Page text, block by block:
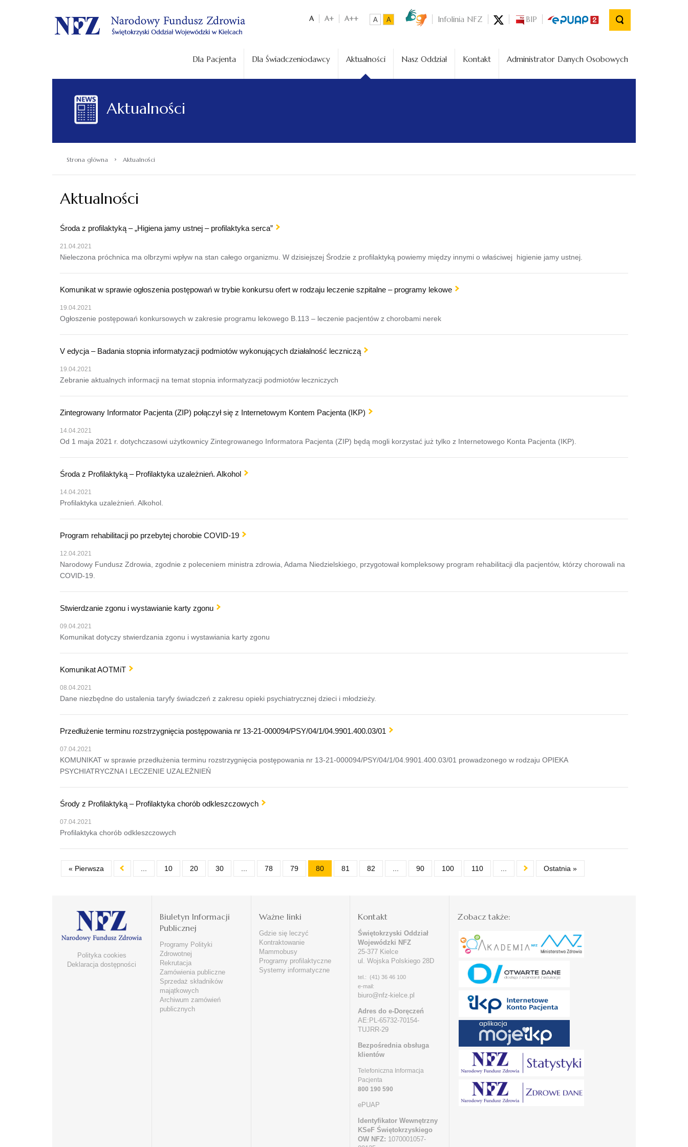
. A A+ A++ A A Infolinia NFZ BIP
Dla Pacjenta Dla Świadczeniodawcy Aktualności Nasz Oddział Kontakt Administrator Danych Osobowych
Aktualności
Strona główna › Aktualności
Aktualności
Środa z profilaktyką – „Higiena jamy ustnej – profilaktyka serca”
21.04.2021
Nieleczona próchnica ma olbrzymi wpływ na stan całego organizmu. W dzisiejszej Środzie z profilaktyką powiemy między innymi o właściwej higienie jamy ustnej.
Komunikat w sprawie ogłoszenia postępowań w trybie konkursu ofert w rodzaju leczenie szpitalne – programy lekowe
19.04.2021
Ogłoszenie postępowań konkursowych w zakresie programu lekowego B.113 – leczenie pacjentów z chorobami nerek
V edycja – Badania stopnia informatyzacji podmiotów wykonujących działalność leczniczą
19.04.2021
Zebranie aktualnych informacji na temat stopnia informatyzacji podmiotów leczniczych
Zintegrowany Informator Pacjenta (ZIP) połączył się z Internetowym Kontem Pacjenta (IKP)
14.04.2021
Od 1 maja 2021 r. dotychczasowi użytkownicy Zintegrowanego Informatora Pacjenta (ZIP) będą mogli korzystać już tylko z Internetowego Konta Pacjenta (IKP).
Środa z Profilaktyką – Profilaktyka uzależnień. Alkohol
14.04.2021
Profilaktyka uzależnień. Alkohol.
Program rehabilitacji po przebytej chorobie COVID-19
12.04.2021
Narodowy Fundusz Zdrowia, zgodnie z poleceniem ministra zdrowia, Adama Niedzielskiego, przygotował kompleksowy program rehabilitacji dla pacjentów, którzy chorowali na
COVID-19.
Stwierdzanie zgonu i wystawianie karty zgonu
09.04.2021
Komunikat dotyczy stwierdzania zgonu i wystawiania karty zgonu
Komunikat AOTMiT
08.04.2021
Dane niezbędne do ustalenia taryfy świadczeń z zakresu opieki psychiatrycznej dzieci i młodzieży.
Przedłużenie terminu rozstrzygnięcia postępowania nr 13-21-000094/PSY/04/1/04.9901.400.03/01
07.04.2021
KOMUNIKAT w sprawie przedłużenia terminu rozstrzygnięcia postępowania nr 13-21-000094/PSY/04/1/04.9901.400.03/01 prowadzonego w rodzaju OPIEKA
PSYCHIATRYCZNA I LECZENIE UZALEŻNIEŃ
Środy z Profilaktyką – Profilaktyka chorób odkleszczowych
07.04.2021
Profilaktyka chorób odkleszczowych
« Pierwsza 10 20 30 78 79 80 81 82 90 100 110 Ostatnia »
Polityka cookies
Deklaracja dostępności
Biuletyn Informacji
Publicznej
Programy Polityki
Zdrowotnej
Rekrutacja
Zamówienia publiczne
Sprzedaż składników
majątkowych
Archiwum zamówień
publicznych
Ważne linki
Gdzie się leczyć
Kontraktowanie
Mammobusy
Programy profilaktyczne
Systemy informatyczne
Kontakt
Świętokrzyski Oddział
Wojewódzki NFZ
25-377 Kielce
ul. Wojska Polskiego 28D
tel.: (41) 36 46 100
e-mail:
biuro@nfz-kielce.pl
Adres do e-Doręczeń
AE:PL-65732-70154-
TUJRR-29
Bezpośrednia obsługa
klientów
Telefoniczna Informacja
Pacjenta
800 190 590
ePUAP
Identyfikator Wewnętrzny
KSeF Świętokrzyskiego
OW NFZ: 1070001057-
Zobacz także: